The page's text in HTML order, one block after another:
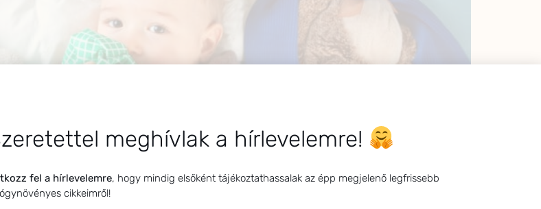
és be is lázasodott. Két napos kánikula volt, kint 30 fok, a lakásban 20 fok…
Meg is lett az eredménye. Nálam csak enyhe orrfolyás alakult ki. Gondolom többen
meghívlak a hírlevelemre!
fel a hírlevelemre, hogy mindig elsőként tájékoztathassalak az épp megjelenő legfrissebb
cikkeimről!